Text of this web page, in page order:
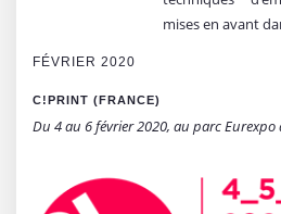
mises en avant
FÉVRIER 2020
C!PRINT (FRANCE)
Du 4 au 6 février 2020, au parc Eurexpo